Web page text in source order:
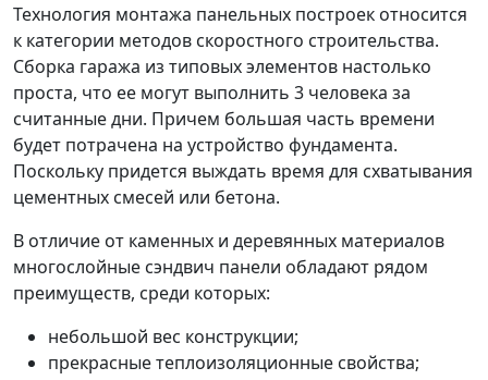
Технология монтажа панельных построек относится
к категории методов скоростного строительства.
Сборка гаража из типовых элементов настолько
проста, что ее могут выполнить 3 человека за
считанные дни. Причем большая часть времени
будет потрачена на устройство фундамента.
Поскольку придется выждать время для схватывания
цементных смесей или бетона.
В отличие от каменных и деревянных материалов
многослойные сэндвич панели обладают рядом
преимуществ, среди которых:
небольшой вес конструкции;
прекрасные теплоизоляционные свойства;